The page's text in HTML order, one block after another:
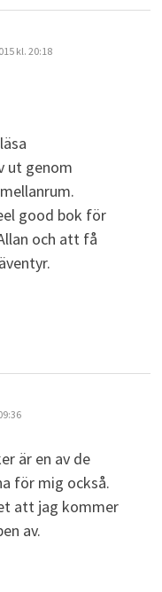
kl. 20:18
ut genom
good bok för
och att få
är en av de
för mig också.
att jag kommer
av.